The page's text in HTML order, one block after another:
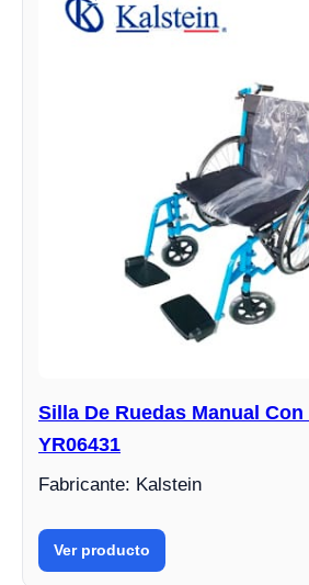
Silla De Ruedas Manual
YR06431
Fabricante: Kalstein
Ver producto